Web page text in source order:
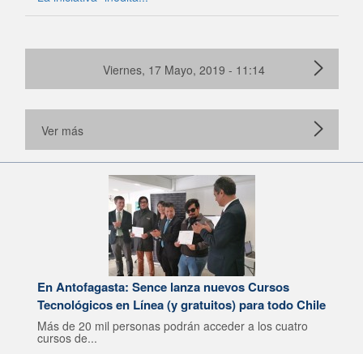
Viernes, 17 Mayo, 2019 - 11:14
Ver más
En Antofagasta: Sence lanza nuevos Cursos
Tecnológicos en Línea (y gratuitos) para todo Chile
Más de 20 mil personas podrán acceder a los cuatro
cursos de...